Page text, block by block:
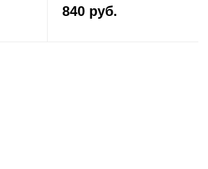
840 руб.